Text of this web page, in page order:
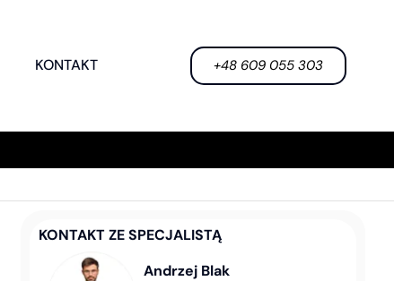
KONTAKT +48 609 055 303
KONTAKT ZE SPECJALISTĄ
Andrzej Blak